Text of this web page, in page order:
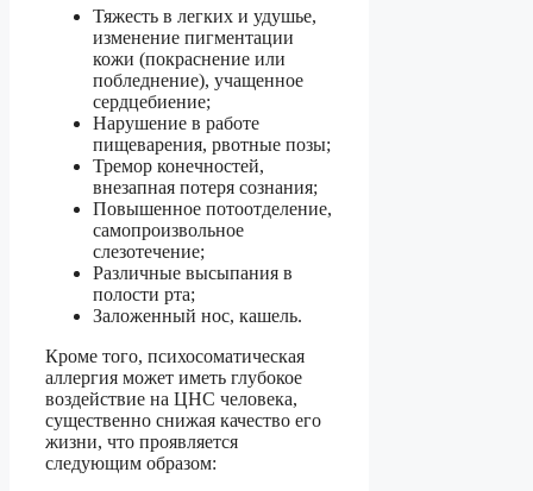
Тяжесть в легких и удушье,
изменение пигментации
кожи (покраснение или
побледнение), учащенное
сердцебиение;
Нарушение в работе
пищеварения, рвотные позы;
Тремор конечностей,
внезапная потеря сознания;
Повышенное потоотделение,
самопроизвольное
слезотечение;
Различные высыпания в
полости рта;
Заложенный нос, кашель.
Кроме того, психосоматическая
аллергия может иметь глубокое
воздействие на ЦНС человека,
существенно снижая качество его
жизни, что проявляется
следующим образом: